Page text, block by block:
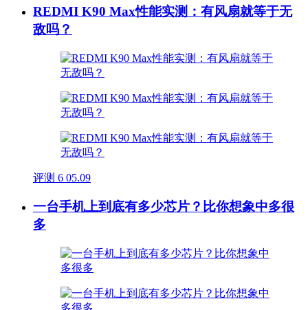
REDMI K90 Max性能实测：有风扇就等于无
敌吗？
评测 6 05.09
一台手机上到底有多少芯片？比你想象中多很
多